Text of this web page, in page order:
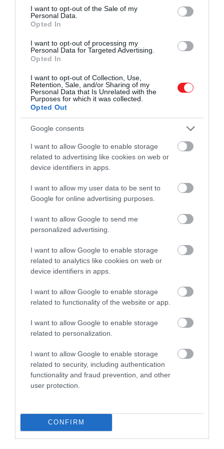
consent section.
I want to opt-out of the Sale of my
Personal Data.
Opted In
I want to opt-out of processing my
Personal Data for Targeted Advertising.
Opted In
I want to opt-out of Collection, Use,
Retention, Sale, and/or Sharing of my
Personal Data that Is Unrelated with the
Purposes for which it was collected.
Opted Out
Google consents
I want to allow Google to enable storage
related to advertising like cookies on web or
device identifiers in apps.
I want to allow my user data to be sent to
Google for online advertising purposes.
I want to allow Google to send me
personalized advertising.
I want to allow Google to enable storage
related to analytics like cookies on web or
device identifiers in apps.
I want to allow Google to enable storage
related to functionality of the website or app.
I want to allow Google to enable storage
related to personalization.
I want to allow Google to enable storage
related to security, including authentication
functionality and fraud prevention, and other
user protection.
CONFIRM
Elkészítés:
tegyük félre. Egy nagyobb serpenyőben hevítsünk
fel 1 teáskanálnyi olajat, és pirítsuk meg a
fokhagymát. Keverjük hozzá spenótot, hogy
megfonnyadjon, majd tegyük hozzá a
paradicsompürét, a tonhalat és a túrót. Ha ezzel
A tojásokat verjük fel a liszttel és 2 evőkanál vízzel.
Melegítsük fel a maradék olajat egy közepes
méretű, tapadásmentes serpenyőben, adjuk hozzá
a tészta felét, és forgassuk körbe a serpenyőben.
spatulával fordítsuk meg, hogy a másik oldala is
megsüljön. Ha palacsinták kész vannak kanalazzuk
bele a tölteléket és tálaljuk a salátával.
Nyitókép: Shutterstock
TONHAL SPENÓT PALACSINTA
2026. JÚLIUS 20. ● GASZTRONÓMIA
Nem az IKEA találta fel: így készül a valódi
Hogyan került a fagyi a tölcsérbe? A nyár
ikonikus…